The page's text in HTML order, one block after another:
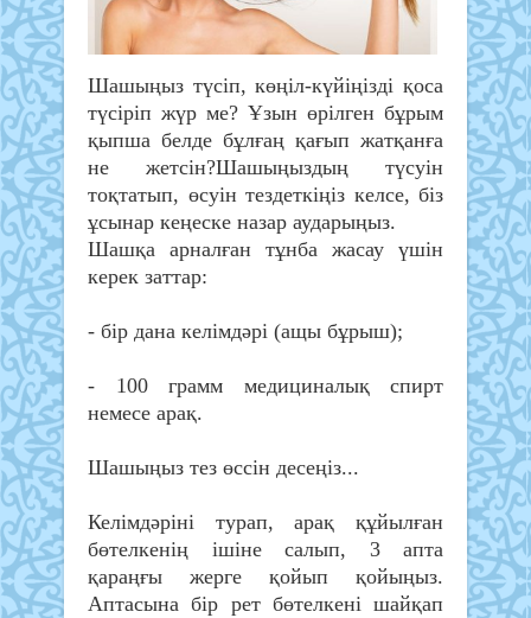
Шашыңыз түсіп, көңіл-күйіңізді қоса
түсіріп жүр ме? Ұзын өрілген бұрым
қыпша белде бұлғаң қағып жатқанға
не жетсін?Шашыңыздың түсуін
тоқтатып, өсуін тездеткіңіз келсе, біз
ұсынар кеңеске назар аударыңыз.
Шашқа арналған тұнба жасау үшін
керек заттар:
- бір дана келімдәрі (ащы бұрыш);
- 100 грамм медициналық спирт
немесе арақ.
Шашыңыз тез өссін десеңіз...
Келімдәріні турап, арақ құйылған
бөтелкенің ішіне салып, 3 апта
қараңғы жерге қойып қойыңыз.
Аптасына бір рет бөтелкені шайқап